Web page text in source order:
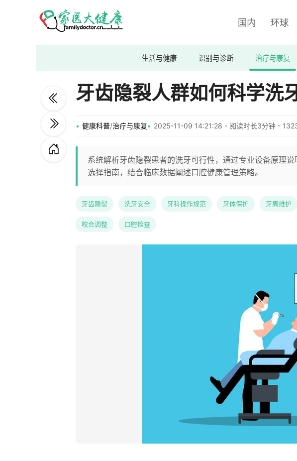
国内 环球
生活与健康 识别与诊断 治疗与康复
牙齿隐裂人群如何科学洗
健康科普/治疗与康复 2025-11-09 14:21:28 - 阅读时长3分钟 -
系统解析牙齿隐裂患者的洗牙可行性，通过专业设备原理
选择指南，结合临床数据阐述口腔健康管理策略。
牙齿隐裂 洗牙安全 牙科操作规范 牙体保护 牙周维护
咬合调整 口腔检查